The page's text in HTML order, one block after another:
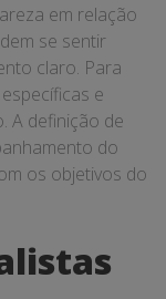
em relação
se sentir
claro. Para
e
A definição de
do
os objetivos do